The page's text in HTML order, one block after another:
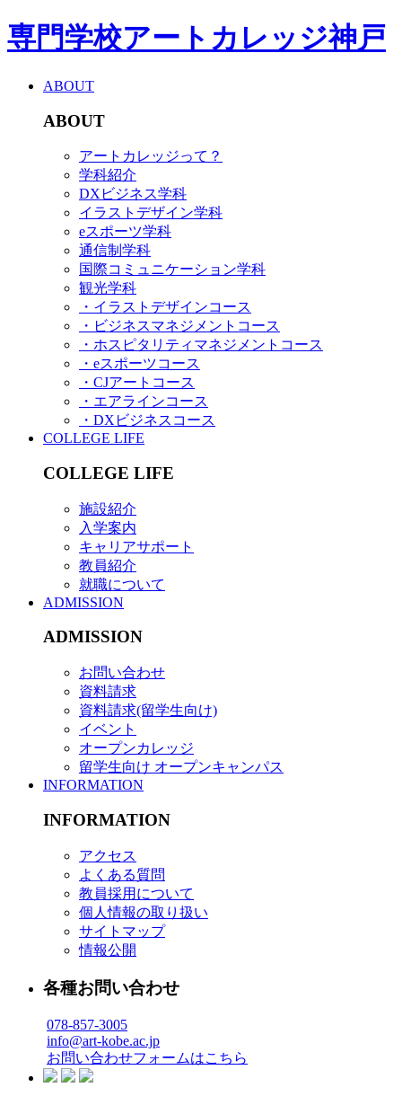
専門学校アートカレッジ神戸
ABOUT
ABOUT
アートカレッジって？
学科紹介
DXビジネス学科
イラストデザイン学科
eスポーツ学科
通信制学科
国際コミュニケーション学科
観光学科
・イラストデザインコース
・ビジネスマネジメントコース
・ホスピタリティマネジメントコース
・eスポーツコース
・CJアートコース
・エアラインコース
・DXビジネスコース
COLLEGE LIFE
COLLEGE LIFE
施設紹介
入学案内
キャリアサポート
教員紹介
就職について
ADMISSION
ADMISSION
お問い合わせ
資料請求
資料請求(留学生向け)
イベント
オープンカレッジ
留学生向け オープンキャンパス
INFORMATION
INFORMATION
アクセス
よくある質問
教員採用について
個人情報の取り扱い
サイトマップ
情報公開
各種お問い合わせ
078-857-3005
info@art-kobe.ac.jp
お問い合わせフォームはこちら